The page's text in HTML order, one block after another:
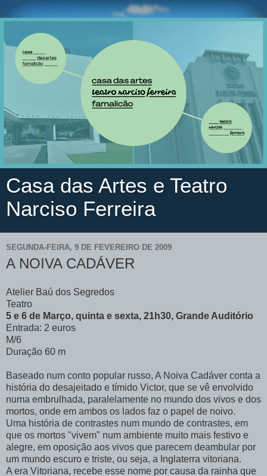
Casa das Artes e Teatro
Narciso Ferreira
SEGUNDA-FEIRA, 9 DE FEVEREIRO DE 2009
A NOIVA CADÁVER
Atelier Baú dos Segredos
Teatro
5 e 6 de Março, quinta e sexta, 21h30, Grande Auditório
Entrada: 2 euros
M/6
Duração 60 m
Baseado num conto popular russo, A Noiva Cadáver conta a
história do desajeitado e tímido Victor, que se vê envolvido
numa embrulhada, paralelamente no mundo dos vivos e dos
mortos, onde em ambos os lados faz o papel de noivo.
Uma história de contrastes num mundo de contrastes, em
que os mortos "vivem" num ambiente muito mais festivo e
alegre, em oposição aos vivos que parecem deambular por
um mundo escuro e triste, ou seja, a Inglaterra vitoriana.
A era Vitoriana, recebe esse nome por causa da rainha que